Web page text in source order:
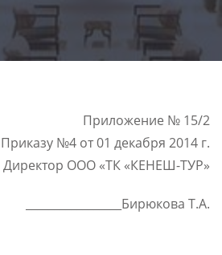
Приложение № 15/2
№4 от 01 декабря 2014 г.
Директор ООО «ТК «КЕНЕШ-ТУР»
_________________Бирюкова Т.А.